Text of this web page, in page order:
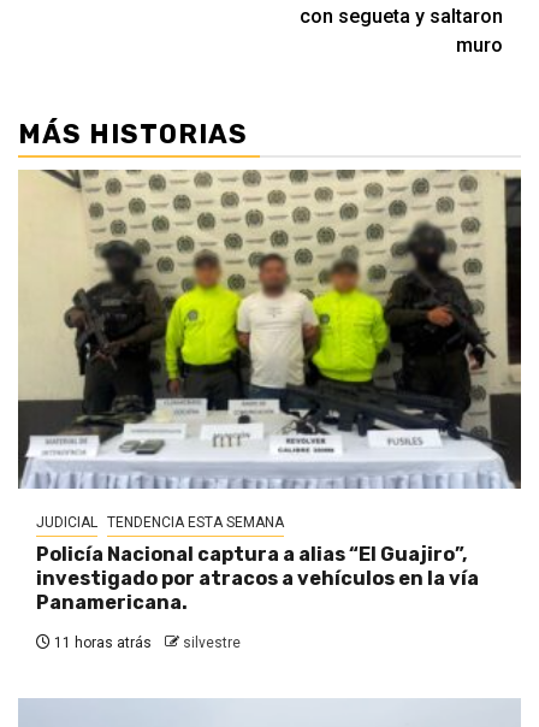
con segueta y saltaron
muro
MÁS HISTORIAS
JUDICIAL TENDENCIA ESTA SEMANA
Policía Nacional captura a alias “El Guajiro”,
investigado por atracos a vehículos en la vía
Panamericana.
11 horas atrás silvestre